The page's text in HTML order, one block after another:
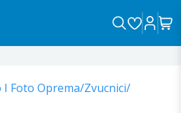
I Foto Oprema/Zvucnici/